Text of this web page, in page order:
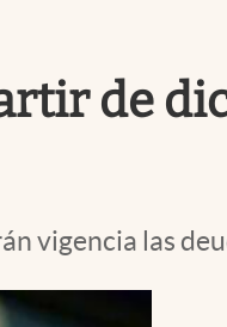
de
vigencia las